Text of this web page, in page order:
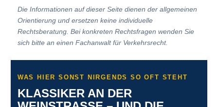
Die Informationen auf dieser Seite dienen der allgemeinen
Orientierung und ersetzen keine individuelle
Rechtsberatung. Bei konkreten Rechtsfragen wenden Sie
sich bitte an einen Fachanwalt für Verkehrsrecht.
WAS HIER SONST NIRGENDS SO OFT STEHT
KLASSIKER AN DER